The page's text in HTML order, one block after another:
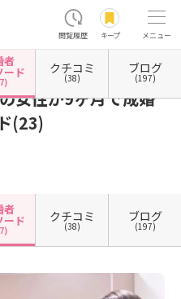
閲覧履歴 キープ メニュー
京都府京都市下京区 京都縁結び倶楽部
女性が9ヶ月で成婚
(23)
者
ード クチコミ
(38)
ブログ
(197)
者
ード クチコミ
(38)
ブログ
(197)